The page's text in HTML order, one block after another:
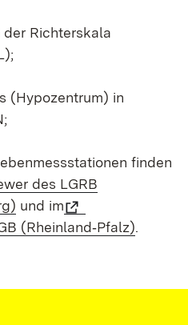
Richterskala
(Hypozentrum) in
finden
des LGRB
und im
(Rheinland‑Pfalz).